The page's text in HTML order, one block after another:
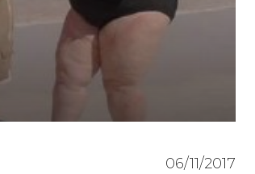
06/11/2017